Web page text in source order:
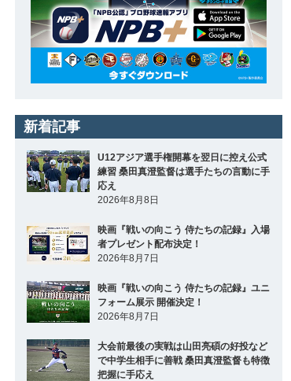
新着記事
U12アジア選手権開幕を翌日に控え公式
練習 桑田真澄監督は選手たちの言動に手
応え
2026年8月8日
映画『戦いの向こう 侍たちの記録』入場
者プレゼント配布決定！
2026年8月7日
映画『戦いの向こう 侍たちの記録』ユニ
フォーム展示 開催決定！
2026年8月7日
大会前最後の実戦は山田亮碩の好投など
で中学生相手に善戦 桑田真澄監督も特徴
把握に手応え